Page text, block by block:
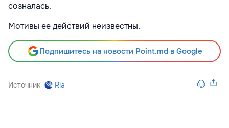
созналась.
Мотивы ее действий неизвестны.
Подпишитесь на новости Point.md в Google
Источник Ria